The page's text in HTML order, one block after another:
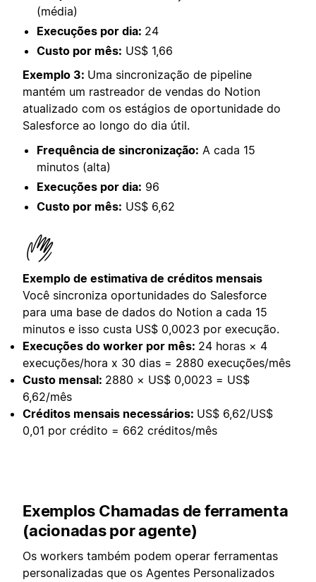
(média)
Execuções por dia: 24
Custo por mês: US$ 1,66
Exemplo 3: Uma sincronização de pipeline
mantém um rastreador de vendas do Notion
atualizado com os estágios de oportunidade do
Salesforce ao longo do dia útil.
Frequência de sincronização: A cada 15
minutos (alta)
Execuções por dia: 96
Custo por mês: US$ 6,62
Exemplo de estimativa de créditos mensais
Você sincroniza oportunidades do Salesforce
para uma base de dados do Notion a cada 15
minutos e isso custa US$ 0,0023 por execução.
Execuções do worker por mês: 24 horas × 4
execuções/hora x 30 dias = 2880 execuções/mês
Custo mensal: 2880 × US$ 0,0023 = US$
6,62/mês
Créditos mensais necessários: US$ 6,62/US$
0,01 por crédito = 662 créditos/mês
Exemplos Chamadas de ferramenta
(acionadas por agente)
Os workers também podem operar ferramentas
personalizadas que os Agentes Personalizados